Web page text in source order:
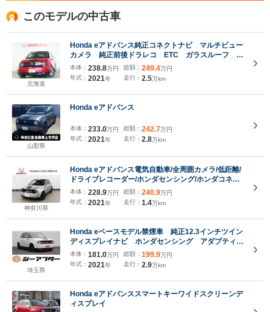
このモデルの中古車
北海道
Honda eアドバンス純正コネクトナビ マルチビュー
カメラ 純正前後ドラレコ ETC ガラスルーフ フ
ルセグTV 夏冬タイヤ付き
本体： 238.8万円
年式： 2021年
総額： 249.4万円
走行： 2.5万km
山梨県
Honda eアドバンス
本体： 233.0万円
年式： 2021年
総額： 242.7万円
走行： 2.8万km
神奈川県
Honda eアドバンス電気自動車/全周囲カメラ/低距離/
ドライブレコーダー/ホンダセンシング/ホンダコネク
ト/シートヒーター/ETC/電子パーキングブレーキ
本体： 228.9万円
年式： 2021年
総額： 240.9万円
走行： 1.4万km
埼玉県
Honda eベースモデル禁煙車 純正12.3インチツイン
ディスプレイナビ ホンダセンシング アダプティブ
クルーズコントロール シートヒーター バックカメ
ラ ステアリングヒーター ETC2.0 ブラインドス
ポットモニター
本体： 181.0万円
年式： 2021年
総額： 199.9万円
走行： 2.9万km
Honda eアドバンススマートキーワイドスクリーンデ
ィスプレイ